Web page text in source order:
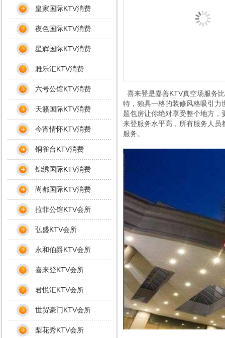
喜来登是嘉善KTV真空场服务
特，独具一格的装修风格吸引
题包房让你绝对享受整个地方
来登服务水平高，所有服务人
服务。
皇家国际KTV消费
夜色国际KTV消费
星辉国际KTV消费
雅乐汇KTV消费
六号公馆KTV消费
天籁国际KTV消费
今宵情怀KTV消费
铜雀台KTV消费
锦绣国际KTV消费
尚都国际KTV消费
拉菲公馆KTV会所
弘盛KTV会所
永和伯爵KTV会所
喜来登KTV会所
君悦汇KTV会所
世贸豪门KTV会所
梨花秀KTV会所